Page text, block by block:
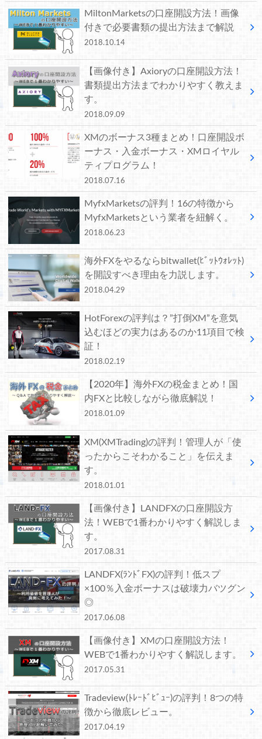
MiltonMarketsの口座開設方法！画像
付きで必要書類の提出方法まで解説
2018.10.14
【画像付き】Axioryの口座開設方法！
書類提出方法までわかりやすく教えま
す。
2018.09.09
XMのボーナス3種まとめ！口座開設ボ
ーナス・入金ボーナス・XMロイヤル
ティプログラム！
2018.07.16
MyfxMarketsの評判！16の特徴から
MyfxMarketsという業者を紐解く。
2018.06.23
海外FXをやるならbitwallet(ﾋﾞｯﾄｳｫﾚｯﾄ)
を開設すべき理由を力説します。
2018.04.29
HotForexの評判は？”打倒XM”を意気
込むほどの実力はあるのか11項目で検
証！
2018.02.19
【2020年】海外FXの税金まとめ！国
内FXと比較しながら徹底解説！
2018.01.09
XM(XMTrading)の評判！管理人が「使
ったからこそわかること」を伝えま
す。
2018.01.01
【画像付き】LANDFXの口座開設方
法！WEBで1番わかりやすく解説しま
す。
2017.08.31
LANDFX(ﾗﾝﾄﾞFX)の評判！低スプ
×100％入金ボーナスは破壊力バツグン
◎
2017.06.08
【画像付き】XMの口座開設方法！
WEBで1番わかりやすく解説します。
2017.05.31
Tradeview(ﾄﾚｰﾄﾞﾋﾞｭｰ)の評判！8つの特
徴から徹底レビュー。
2017.04.19